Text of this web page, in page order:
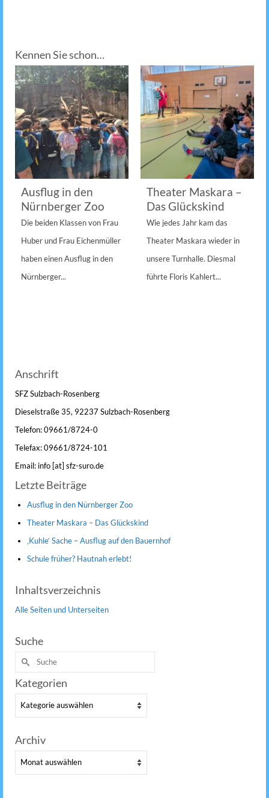
Kennen Sie schon…
Ausflug in den
Nürnberger Zoo
Die beiden Klassen von Frau
Huber und Frau Eichenmüller
haben einen Ausflug in den
Nürnberger...
Theater Maskara –
Das Glückskind
Wie jedes Jahr kam das
Theater Maskara wieder in
unsere Turnhalle. Diesmal
führte Floris Kahlert...
Anschrift
SFZ Sulzbach-Rosenberg
Dieselstraße 35, 92237 Sulzbach-Rosenberg
Telefon: 09661/8724-0
Telefax: 09661/8724-101
Email: info [at] sfz-suro.de
Letzte Beiträge
Ausflug in den Nürnberger Zoo
Theater Maskara – Das Glückskind
‚Kuhle‘ Sache – Ausflug auf den Bauernhof
Schule früher? Hautnah erlebt!
Inhaltsverzeichnis
Alle Seiten und Unterseiten
Suche
Suche
nach:
Kategorien
Kategorien
Archiv
Archiv